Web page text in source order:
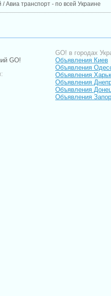
Авиа транспорт - по всей Украине
GO!
GO! в городах
Объявления Киев
Объявления
Объявления
Объявления
Объявления
Объявления